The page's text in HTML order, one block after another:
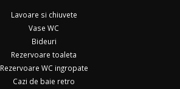
Lavoare si chiuvete
Vase WC
Bideuri
Rezervoare toaleta
Rezervoare WC ingropate
Cazi de baie retro